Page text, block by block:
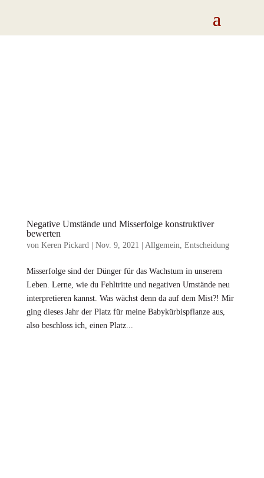
Negative Umstände und Misserfolge konstruktiver
bewerten
von Keren Pickard Nov. 9, 2021 Allgemein Entscheidung
Misserfolge sind der Dünger für das Wachstum in unserem
Leben. Lerne, wie du Fehltritte und negativen Umstände neu
interpretieren kannst. Was wächst denn da auf dem Mist?! Mir
ging dieses Jahr der Platz für meine Babykürbispflanze aus,
also beschloss ich, einen Platz...